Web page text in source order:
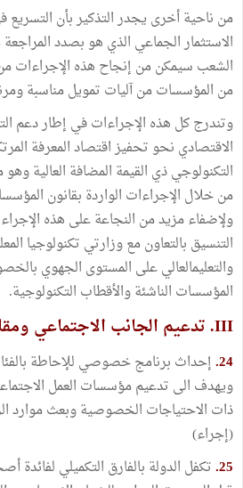
من ناحية أخرى يجدر التذكير بأن
الاستثمار الجماعي الذي هو بصدد
الشعب سيمكن من إنجاح هذه الإجراءات
من المؤسسات من آليات تمويل مناسبة
وتندرج كل هذه الإجراءات في إطار دعم
الاقتصادي نحو تحفيز اقتصاد المعرفة
التكنولوجي ذي القيمة المضافة العالية
من خلال الإجراءات الواردة بقانون
ولإضفاء مزيد من النجاعة على هذه
التنسيق بالتعاون مع وزارتي تكنولوجيا
والتعليمالعالي على المستوى الجهوي
المؤسسات الناشئة والأقطاب التكنولوجية.
III. تدعيم الجانب الاجتماعي ومقاومة الفقر:
24.
ويهدف الى تدعيم مؤسسات العمل
ذات الاحتياجات الخصوصية وبعث موارد
(إجراء)
25. تكفل الدولة بالفارق التكميلي لفائدة